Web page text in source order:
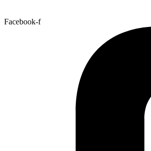
Facebook-f